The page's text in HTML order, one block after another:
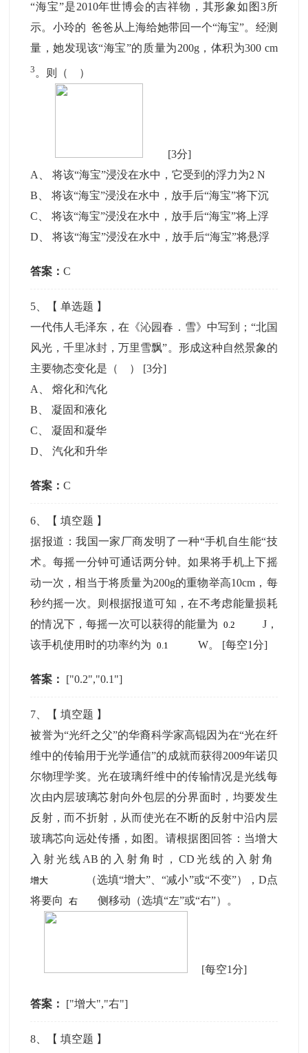
“海宝”是2010年世博会的吉祥物，其形象如图3所
示。小玲的 爸爸从上海给她带回一个“海宝”。经测
量，她发现该“海宝”的质量为200g，体积为300 cm
3 。则（ ）
[3分]
A
、将该“海宝”浸没在水中，它受到的浮力为2 N
B 、将该“海宝”浸没在水中，放手后“海宝”将下沉
C 、将该“海宝”浸没在水中，放手后“海宝”将上浮
D 、将该“海宝”浸没在水中，放手后“海宝”将悬浮
答案：C
5 、【单选题 】
一代伟人毛泽东，在《沁园春．雪》中写到；“北国
风光，千里冰封，万里雪飘”。形成这种自然景象的
主要物态变化是（ ） [3分]
A
、熔化和汽化
B 、凝固和液化
C 、凝固和凝华
D 、汽化和升华
答案：C
6 、【填空题 】
据报道：我国一家厂商发明了一种“手机自生能“技
术。每摇一分钟可通话两分钟。如果将手机上下摇
动一次，相当于将质量为200g的重物举高10cm，每
秒约摇一次。则根据报道可知，在不考虑能量损耗
的情况下，每摇一次可以获得的能量为
J，
该手机使用时的功率约为
W。 [每空1分]
答案： ["0.2","0.1"]
7 、【填空题 】
被誉为“光纤之父”的华裔科学家高锟因为在“光在纤
维中的传输用于光学通信”的成就而获得2009年诺贝
尔物理学奖。光在玻璃纤维中的传输情况是光线每
次由内层玻璃芯射向外包层的分界面时，均要发生
反射，而不折射，从而使光在不断的反射中沿内层
玻璃芯向远处传播，如图。请根据图回答：当增大
入射光线AB的入射角时，CD光线的入射角
（选填“增大”、“减小”或“不变”），D点
将要向
侧移动（选填“左”或“右”）。
[每空1分]
答案： ["增大","右"]
8 、【填空题 】